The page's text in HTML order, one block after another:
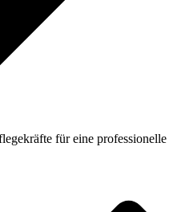
für eine professionelle